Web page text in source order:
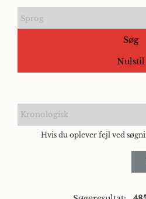
Sprog
Søg
Nulstil
Kronologisk
Hvis du oplever fejl ved